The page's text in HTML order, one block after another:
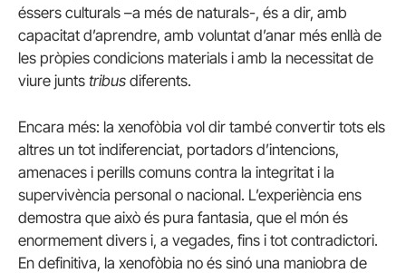
éssers culturals –a més de naturals-, és a dir, amb
capacitat d’aprendre, amb voluntat d’anar més enllà de
les pròpies condicions materials i amb la necessitat de
viure junts tribus diferents.
Encara més: la xenofòbia vol dir també convertir tots els
altres un tot indiferenciat, portadors d’intencions,
amenaces i perills comuns contra la integritat i la
supervivència personal o nacional. L’experiència ens
demostra que això és pura fantasia, que el món és
enormement divers i, a vegades, fins i tot contradictori.
En definitiva, la xenofòbia no és sinó una maniobra de